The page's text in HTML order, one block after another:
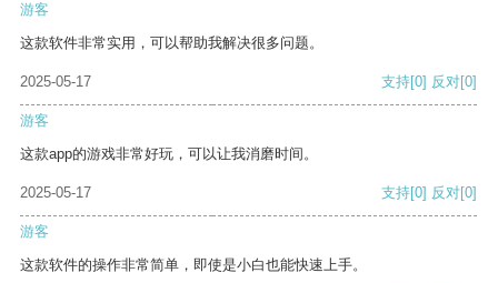
游客
这款软件非常实用，可以帮助我解决很多问题。
2025-05-17 支持[0] 反对[0]
游客
这款app的游戏非常好玩，可以让我消磨时间。
2025-05-17 支持[0] 反对[0]
游客
这款软件的操作非常简单，即使是小白也能快速上手。